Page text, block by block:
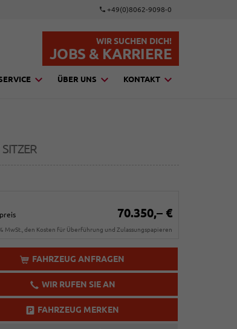
+49(0)8062-9098-0
WIR SUCHEN DICH!
JOBS & KARRIERE
ÜBER UNS KONTAKT
70.350,– €
MwSt., den Kosten für Überführung und Zulassungspapieren
FAHRZEUG ANFRAGEN
WIR RUFEN SIE AN
FAHRZEUG MERKEN